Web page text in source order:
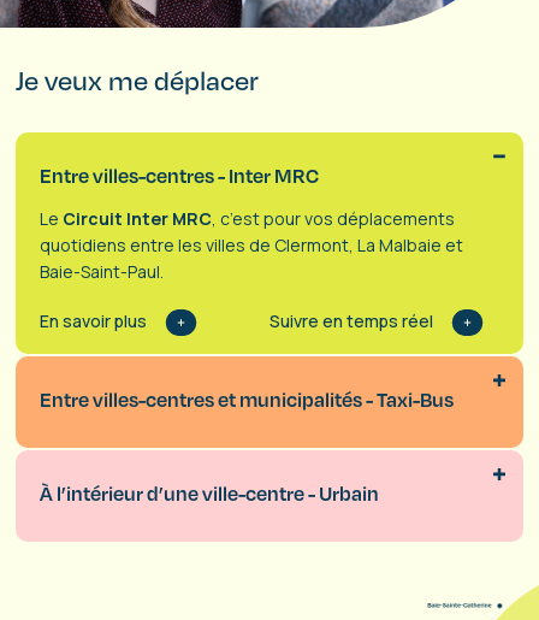
Je veux me déplacer
Entre villes-centres - Inter MRC
Le Circuit Inter MRC , c’est pour vos déplacements
quotidiens entre les villes de Clermont, La Malbaie et
Baie-Saint-Paul.
En savoir plus Suivre en temps réel
Entre villes-centres et municipalités - Taxi-Bus
À l’intérieur d’une ville-centre - Urbain